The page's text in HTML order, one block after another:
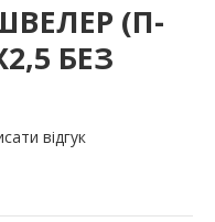
(П-
БЕЗ
відгук